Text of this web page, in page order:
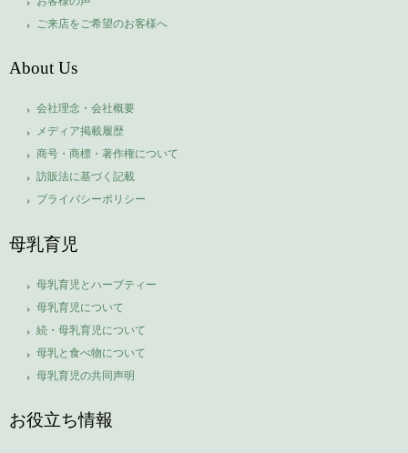
ご来店をご希望のお客様へ
About Us
会社理念・会社概要
メディア掲載履歴
商号・商標・著作権について
訪販法に基づく記載
プライバシーポリシー
母乳育児
母乳育児とハーブティー
母乳育児について
続・母乳育児について
母乳と食べ物について
母乳育児の共同声明
お役立ち情報